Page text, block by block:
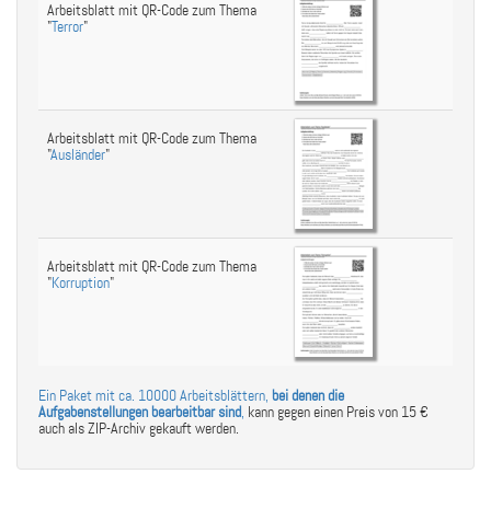
Arbeitsblatt mit QR-Code zum Thema
"Terror"
Arbeitsblatt mit QR-Code zum Thema
"Ausländer"
Arbeitsblatt mit QR-Code zum Thema
"Korruption"
Ein Paket mit ca. 10000 Arbeitsblättern, bei denen die
Aufgabenstellungen bearbeitbar sind, kann gegen einen Preis von 15 €
auch als ZIP-Archiv gekauft werden.